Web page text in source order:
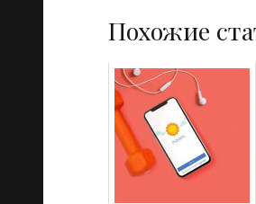
Похожие